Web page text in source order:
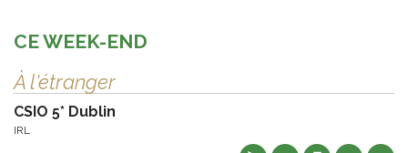
CE WEEK-END
À l'étranger
CSIO 5* Dublin
IRL